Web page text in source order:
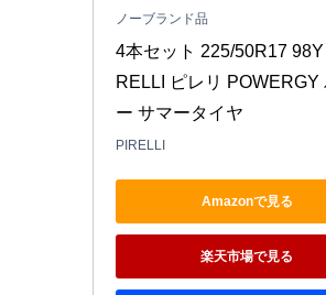
ノーブランド品
4本セット 225/50R17 98Y
RELLI ピレリ POWERGY
ー サマータイヤ
PIRELLI
Amazonで見る
楽天市場で見る